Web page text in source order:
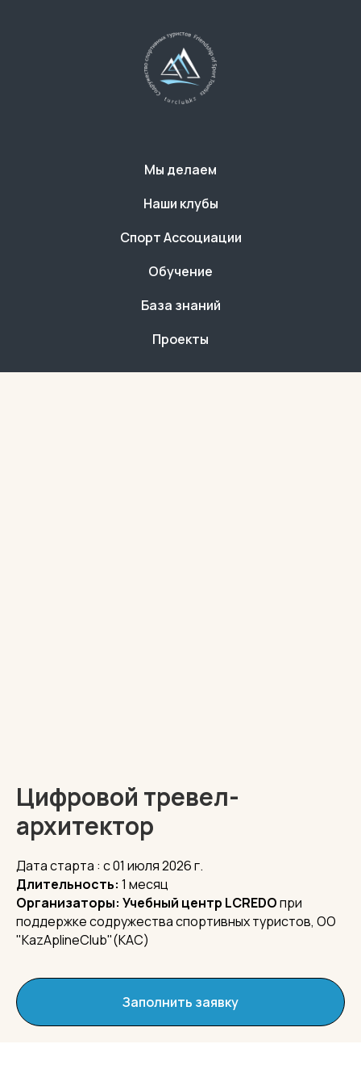
Мы делаем
Наши клубы
Спорт Ассоциации
Обучение
База знаний
Проекты
Цифровой тревел-
архитектор
Дата старта : с 01 июля 2026 г.
Длительность: 1 месяц
Организаторы: Учебный центр LCREDOпри
поддержке содружества спортивных туристов, ОО
"KazAplineClub"(КАС)
Заполнить заявку